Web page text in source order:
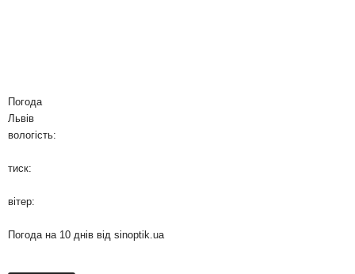
Погода
Львів
вологість:
тиск:
вітер:
Погода на 10 днів від sinoptik.ua